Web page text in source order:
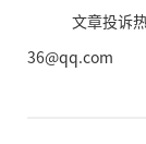
文章投诉
36@qq.com